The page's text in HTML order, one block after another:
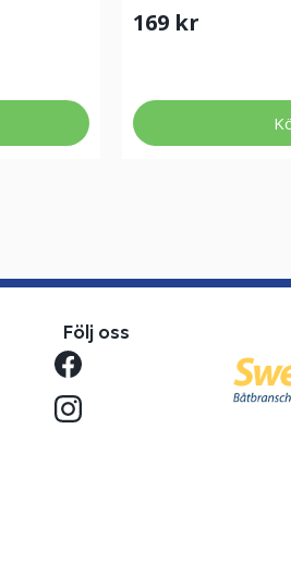
169 kr
Följ oss